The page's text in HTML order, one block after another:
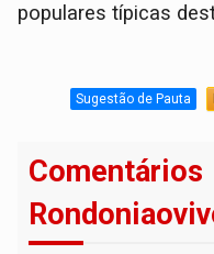
populares típicas
Sugestão de Pauta
Comentários